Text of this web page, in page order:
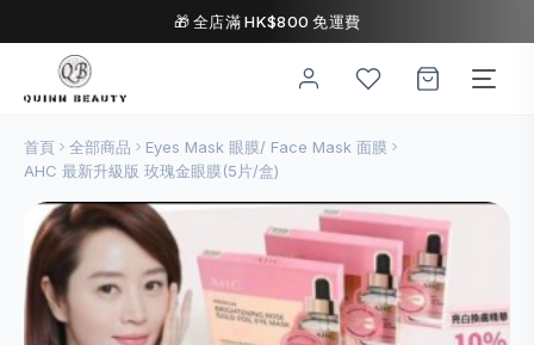
🎁 全店滿 HK$800 免運費
首頁 全部商品
Eyes Mask 眼膜/ Face Mask 面膜
AHC 最新升級版 玫瑰金眼膜(5片/盒)